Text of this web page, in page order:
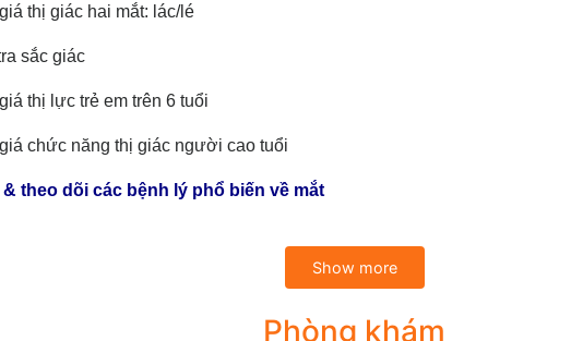
thị giác hai mắt: lác/lé
sắc giác
thị lực trẻ em trên 6 tuổi
chức năng thị giác người cao tuổi
& theo dõi các bệnh lý phổ biến về mắt
mạc: đau mắt đỏ, chảy ghèn – do vi khuẩn, virus hoặc dị ứng
Show more
Phòng khám